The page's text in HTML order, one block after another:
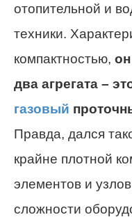
отопительной и
техники.
компактностью,
два агрегата –
газовый
Правда, дался
крайне плотной
элементов и
сложности